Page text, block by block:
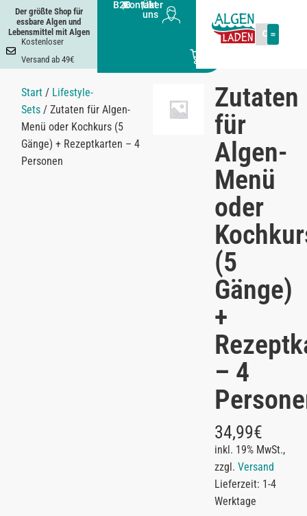
Der größte Shop für
essbare Algen und
Lebensmittel mit Algen
Kostenloser
Versand ab 49€
B2B
|Kontakt
|Über
uns
Start / Lifestyle-
Sets / Zutaten für Algen-
Menü oder Kochkurs (5
Gänge) + Rezeptkarten – 4
Personen
Zutaten
für
Algen-
Menü
oder
(5
Gänge)
+
– 4
34,99€
inkl. 19% MwSt.,
zzgl. Versand
Lieferzeit: 1-4
Werktage